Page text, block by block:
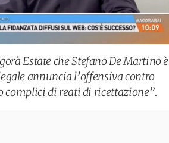
Estate che Stefano De Martino è
annuncia l’offensiva contro
complici di reati di ricettazione”.